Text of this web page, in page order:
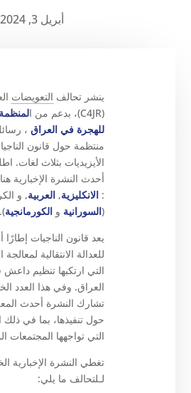
أبريل 3, 2024
ينشر تحالف التعويضات
(C4JR)، بدعم من ا
للهجرة في العراق ،
منتظمة حول قانون
الأيزيديات بثلاث لغات.
أحدث النشرة الإخبارية
:الانكليزية,العربية, و
(السورانية والكورمانجية).
يعد قانون الناجيات إطارًا
للعدالة الانتقالية لمعالجة
التي ارتكبها تنظيم
العراق. وفي هذا العدد
تشارك النشرة أحدث
حول تنفيذها، بما في ذلك
التي تواجهها المجتمعات
تغطي النشرة الإخبارية
لـلتحالف ما يلي: